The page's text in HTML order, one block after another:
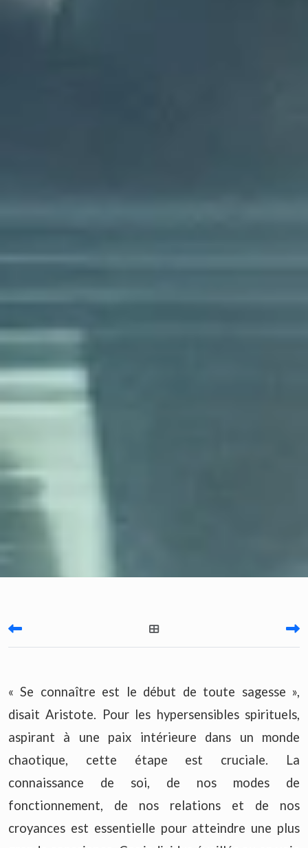
« Se connaître est le début de toute sagesse »,
disait Aristote. Pour les hypersensibles spirituels,
aspirant à une paix intérieure dans un monde
chaotique, cette étape est cruciale. La
connaissance de soi, de nos modes de
fonctionnement, de nos relations et de nos
croyances est essentielle pour atteindre une plus